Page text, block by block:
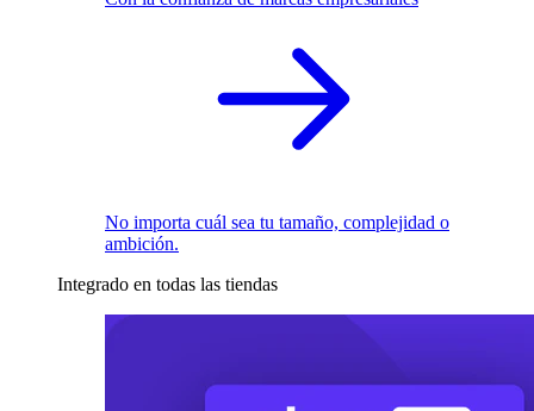
No importa cuál sea tu tamaño, complejidad o
ambición.
Integrado en todas las tiendas